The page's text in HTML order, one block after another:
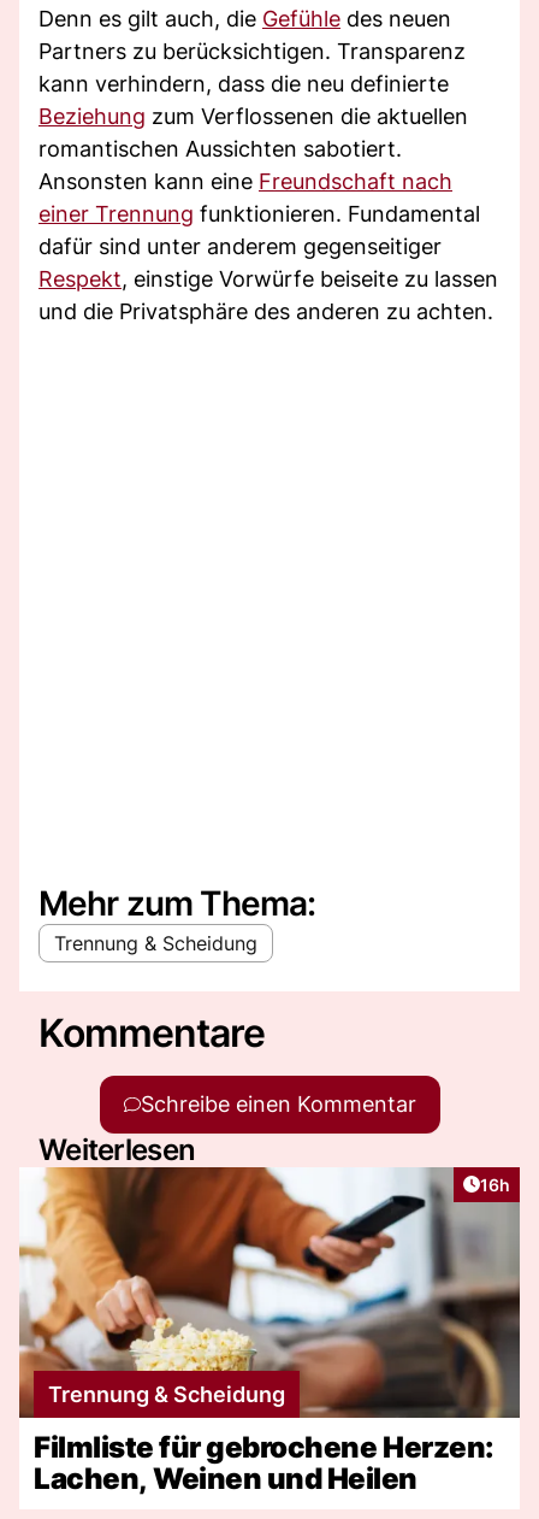
Denn es gilt auch, die Gefühle des neuen
Partners zu berücksichtigen. Transparenz
kann verhindern, dass die neu definierte
Beziehung zum Verflossenen die aktuellen
romantischen Aussichten sabotiert.
Ansonsten kann eine Freundschaft nach
einer Trennung funktionieren. Fundamental
dafür sind unter anderem gegenseitiger
Respekt, einstige Vorwürfe beiseite zu lassen
und die Privatsphäre des anderen zu achten.
Mehr zum Thema:
Trennung & Scheidung
Kommentare
Schreibe einen Kommentar
Weiterlesen
Artikel
16h
Trennung & Scheidung
Filmliste für gebrochene Herzen:
Lachen, Weinen und Heilen